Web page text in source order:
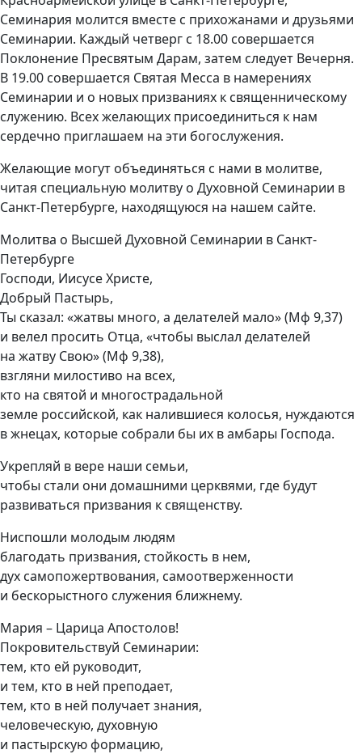
Семинария молится вместе с прихожанами и друзьями
Семинарии. Каждый четверг с 18.00 совершается
Поклонение Пресвятым Дарам, затем следует Вечерня.
В 19.00 совершается Святая Месса в намерениях
Семинарии и о новых призваниях к священническому
служению. Всех желающих присоединиться к нам
сердечно приглашаем на эти богослужения.
Желающие могут объединяться с нами в молитве,
читая специальную молитву о Духовной Семинарии в
Санкт-Петербурге, находящуюся на нашем сайте.
Молитва о Высшей Духовной Семинарии в Санкт-
Петербурге
Господи, Иисусе Христе,
Добрый Пастырь,
Ты сказал: «жатвы много, а делателей мало» (Мф 9,37)
и велел просить Отца, «чтобы выслал делателей
на жатву Свою» (Мф 9,38),
взгляни милостиво на всех,
кто на святой и многострадальной
земле российской, как налившиеся колосья, нуждаются
в жнецах, которые собрали бы их в амбары Господа.
Укрепляй в вере наши семьи,
чтобы стали они домашними церквями, где будут
развиваться призвания к священству.
Ниспошли молодым людям
благодать призвания, стойкость в нем,
дух самопожертвования, самоотверженности
и бескорыстного служения ближнему.
Мария – Царица Апостолов!
Покровительствуй Семинарии:
тем, кто ей руководит,
и тем, кто в ней преподает,
тем, кто в ней получает знания,
человеческую, духовную
и пастырскую формацию,